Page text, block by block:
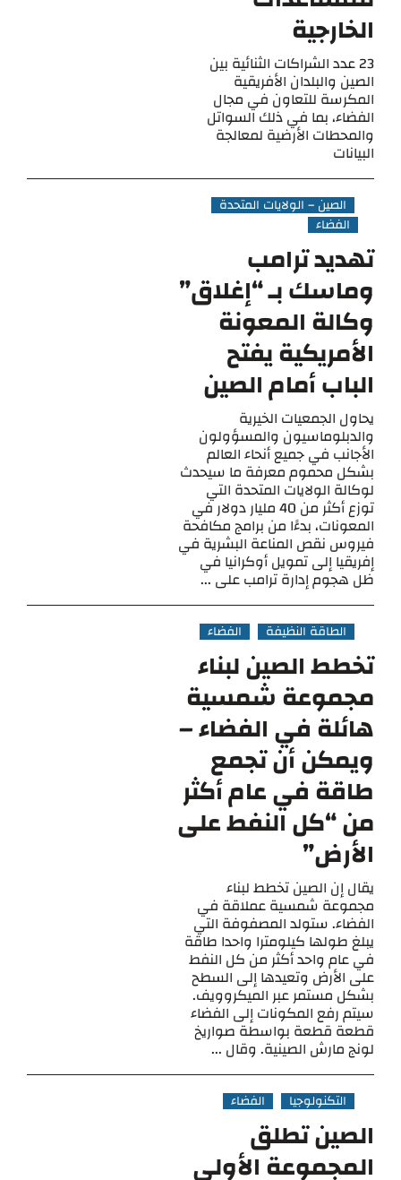
الخارجية
23 عدد الشراكات الثنائية بين
الصين والبلدان الأفريقية
المكرسة للتعاون في مجال
الفضاء، بما في ذلك السواتل
والمحطات الأرضية لمعالجة
البيانات
الصين – الولايات المتحدة
الفضاء
تهديد ترامب
وماسك بـ “إغلاق”
وكالة المعونة
الأمريكية يفتح
الباب أمام الصين
يحاول الجمعيات الخيرية
والدبلوماسيون والمسؤولون
الأجانب في جميع أنحاء العالم
بشكل محموم معرفة ما سيحدث
لوكالة الولايات المتحدة التي
توزع أكثر من 40 مليار دولار في
المعونات، بدءًا من برامج مكافحة
فيروس نقص المناعة البشرية في
إفريقيا إلى تمويل أوكرانيا في
ظل هجوم إدارة ترامب على ...
الطاقة النظيفة الفضاء
تخطط الصين لبناء
مجموعة شمسية
هائلة في الفضاء –
ويمكن أن تجمع
طاقة في عام أكثر
من “كل النفط على
الأرض”
يقال إن الصين تخطط لبناء
مجموعة شمسية عملاقة في
الفضاء. ستولد المصفوفة التي
يبلغ طولها كيلومترا واحدا طاقة
في عام واحد أكثر من كل النفط
على الأرض وتعيدها إلى السطح
بشكل مستمر عبر الميكروويف.
سيتم رفع المكونات إلى الفضاء
قطعة قطعة بواسطة صواريخ
لونج مارش الصينية. وقال ...
التكنولوجيا الفضاء
الصين تطلق
المجموعة الأولى